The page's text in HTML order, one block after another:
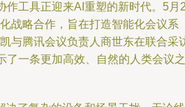
作工具正迎来AI重塑的新时代。5月
战略合作，旨在打造智能化会议系
与腾讯会议负责人商世东在联合采
了一条更加高效、自然的人类会议之